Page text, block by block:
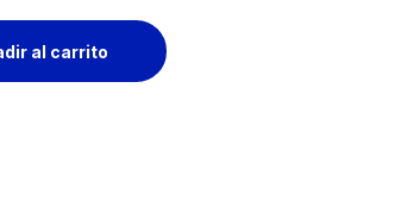
ESPUMA DE ALTA DENSIDAD
al carrito